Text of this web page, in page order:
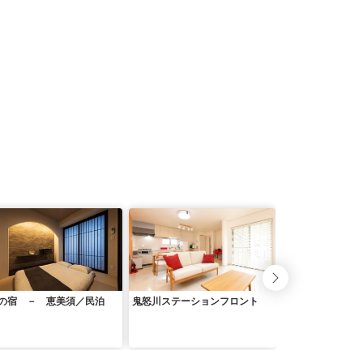
宿 － 恵美須／民泊 鬼怒川ステーションフロント